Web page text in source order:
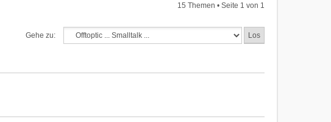
15 Themen • Seite 1 von 1
Gehe zu: